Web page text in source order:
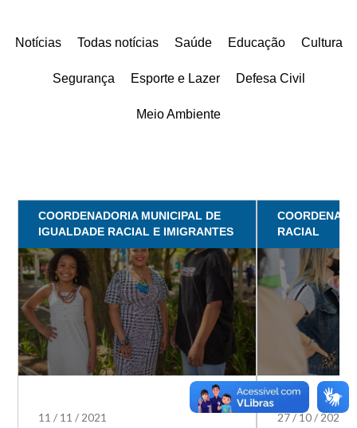
Notícias Todas notícias Saúde Educação Cultura
Segurança Esporte e Lazer Defesa Civil
Meio Ambiente
COORDENADORIA MUNICIPAL DE
IGUALDADE RACIAL E IMIGRANTES
11 / 11 /2021
RACIAL
27/10 /2021